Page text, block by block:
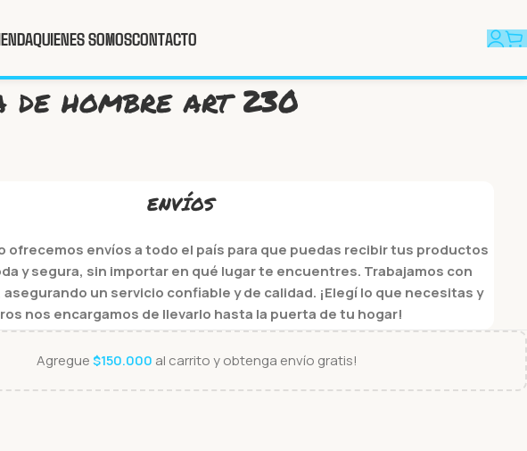
QUIENES SOMOSCONTACTO
billetera de hombre art 230
hombre art 230
ENVÍOS
ofrecemos envíos a todo el país para que puedas recibir tus productos
y segura, sin importar en qué lugar te encuentres. Trabajamos con
un servicio confiable y de calidad. ¡Elegí lo que necesitas y
nos encargamos de llevarlo hasta la puerta de tu hogar!
Agregue$150.000 al carrito y obtenga envío gratis!